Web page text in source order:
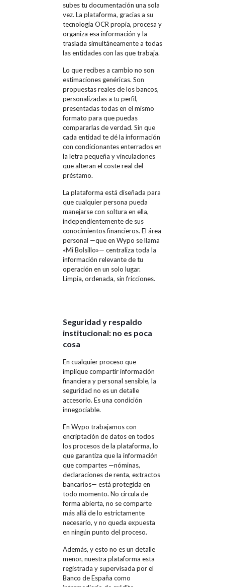
subes tu documentación una sola
vez. La plataforma, gracias a su
tecnología OCR propia, procesa y
organiza esa información y la
traslada simultáneamente a todas
las entidades con las que trabaja.
Lo que recibes a cambio no son
estimaciones genéricas. Son
propuestas reales de los bancos,
personalizadas a tu perfil,
presentadas todas en el mismo
formato para que puedas
compararlas de verdad. Sin que
cada entidad te dé la información
con condicionantes enterrados en
la letra pequeña y vinculaciones
que alteran el coste real del
préstamo.
La plataforma está diseñada para
que cualquier persona pueda
manejarse con soltura en ella,
independientemente de sus
conocimientos financieros. El área
personal —que en Wypo se llama
«Mi Bolsillo»— centraliza toda la
información relevante de tu
operación en un solo lugar.
Limpia, ordenada, sin fricciones.
Seguridad y respaldo
institucional: no es poca
cosa
En cualquier proceso que
implique compartir información
financiera y personal sensible, la
seguridad no es un detalle
accesorio. Es una condición
innegociable.
En Wypo trabajamos con
encriptación de datos en todos
los procesos de la plataforma, lo
que garantiza que la información
que compartes —nóminas,
declaraciones de renta, extractos
bancarios— está protegida en
todo momento. No circula de
forma abierta, no se comparte
más allá de lo estrictamente
necesario, y no queda expuesta
en ningún punto del proceso.
Además, y esto no es un detalle
menor, nuestra plataforma esta
registrada y supervisada por el
Banco de España como